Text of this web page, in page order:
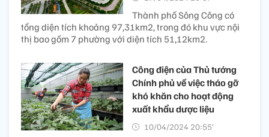
Thành phố Sông Công có
tổng diện tích khoảng 97,31km2, trong đó khu vực nội
thị bao gồm 7 phường với diện tích 51,12km2.
Công điện của Thủ tướng
Chính phủ về việc tháo gỡ
khó khăn cho hoạt động
xuất khẩu dược liệu
10/04/2024 20:55’